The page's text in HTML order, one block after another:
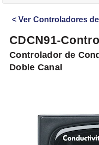
DwyerOmega
Ver Controladores
CDCN91-
Controlador de
Doble Canal